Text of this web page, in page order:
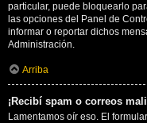
particular, puede bloquearlo
las opciones del Panel de
informar o reportar dichos
Administración.
Arriba
¡Recibí spam o correos
Lamentamos oír eso. El